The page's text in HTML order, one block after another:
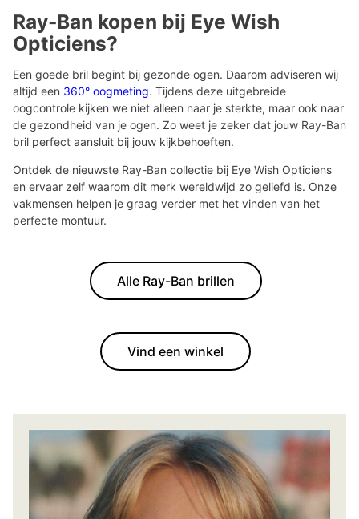
Ray-Ban kopen bij Eye Wish
Opticiens?
Een goede bril begint bij gezonde ogen. Daarom adviseren wij
altijd een 360° oogmeting. Tijdens deze uitgebreide
oogcontrole kijken we niet alleen naar je sterkte, maar ook naar
de gezondheid van je ogen. Zo weet je zeker dat jouw Ray-Ban
bril perfect aansluit bij jouw kijkbehoeften.
Ontdek de nieuwste Ray-Ban collectie bij Eye Wish Opticiens
en ervaar zelf waarom dit merk wereldwijd zo geliefd is. Onze
vakmensen helpen je graag verder met het vinden van het
perfecte montuur.
Alle Ray-Ban brillen
Vind een winkel